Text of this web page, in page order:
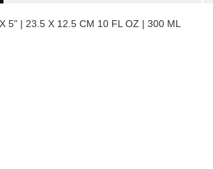
23.5 X 12.5 CM 10 FL OZ | 300 ML